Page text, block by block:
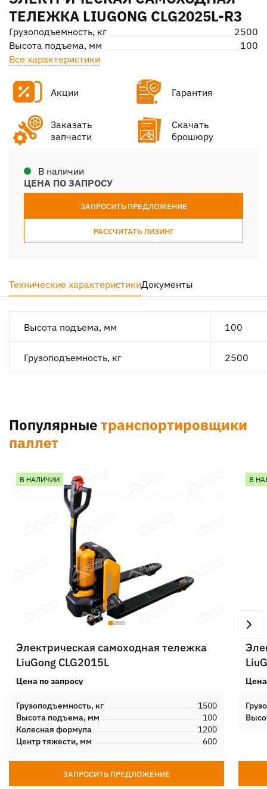
ТЕЛЕЖКА LIUGONG CLG2025L-R3
Грузоподъемность, кг
2500
Высота подъема, мм
100
Все характеристики
Акции Гарантия
Заказать
запчасти
Скачать
брошюру
В наличии
ЦЕНА ПО ЗАПРОСУ
ЗАПРОСИТЬ ПРЕДЛОЖЕНИЕ
РАССЧИТАТЬ ЛИЗИНГ
Технические характеристикиДокументы
Высота подъема, мм 100
Грузоподъемность, кг 2500
Популярныетранспортировщики
паллет
В НАЛИЧИИ
Электрическая самоходная тележка
LiuGong CLG2015L
Цена по запросу
Грузоподъемность, кг 1500
Высота подъема, мм 100
Колесная формула 1200
Центр тяжести, мм 600
ЗАПРОСИТЬ ПРЕДЛОЖЕНИЕ
В